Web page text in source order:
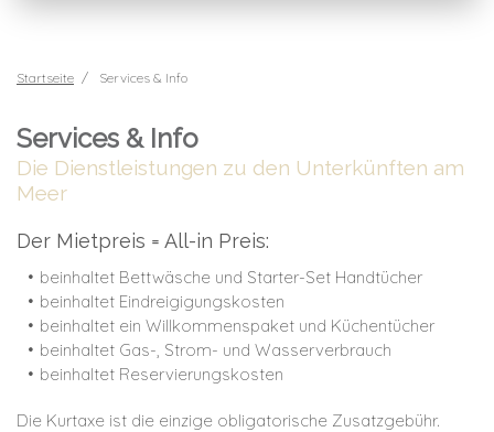
Startseite Services & Info
Services & Info
Die Dienstleistungen zu den Unterkünften am
Meer
Der Mietpreis = All-in Preis:
beinhaltet Bettwäsche und Starter-Set Handtücher
beinhaltet Eindreigigungskosten
beinhaltet ein Willkommenspaket und Küchentücher
beinhaltet Gas-, Strom- und Wasserverbrauch
beinhaltet Reservierungskosten
Die Kurtaxe ist die einzige obligatorische Zusatzgebühr.